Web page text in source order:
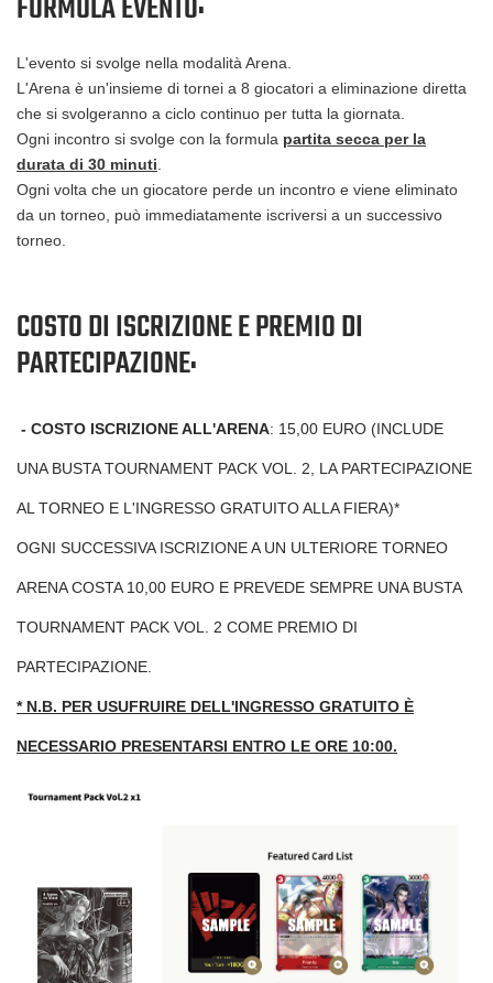
FORMULA EVENTO:
L'evento si svolge nella modalità Arena.
L'Arena è un'insieme di tornei a 8 giocatori a eliminazione diretta
che si svolgeranno a ciclo continuo per tutta la giornata.
Ogni incontro si svolge con la formula partita secca per la
durata di 30 minuti.
Ogni volta che un giocatore perde un incontro e viene eliminato
da un torneo, può immediatamente iscriversi a un successivo
torneo.
COSTO DI ISCRIZIONE E PREMIO DI
PARTECIPAZIONE:
- COSTO ISCRIZIONE ALL'ARENA: 15,00 EURO (INCLUDE
UNA BUSTA TOURNAMENT PACK VOL. 2, LA PARTECIPAZIONE
AL TORNEO E L'INGRESSO GRATUITO ALLA FIERA)*
OGNI SUCCESSIVA ISCRIZIONE A UN ULTERIORE TORNEO
ARENA COSTA 10,00 EURO E PREVEDE SEMPRE UNA BUSTA
TOURNAMENT PACK VOL. 2 COME PREMIO DI
PARTECIPAZIONE.
* N.B. PER USUFRUIRE DELL'INGRESSO GRATUITO È
NECESSARIO PRESENTARSI ENTRO LE ORE 10:00.